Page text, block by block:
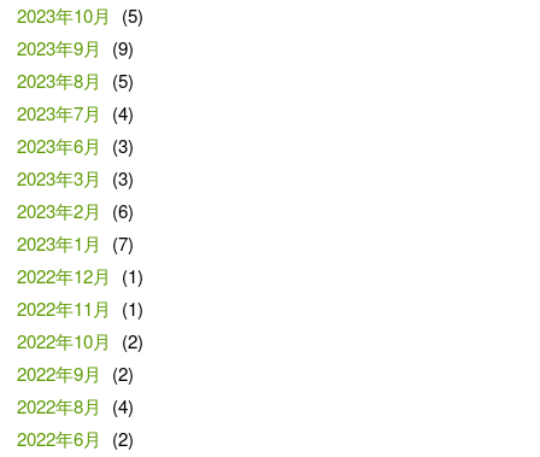
2023年10月
(5)
2023年9月
(9)
2023年8月
(5)
2023年7月
(4)
2023年6月
(3)
2023年3月
(3)
2023年2月
(6)
2023年1月
(7)
2022年12月
(1)
2022年11月
(1)
2022年10月
(2)
2022年9月
(2)
2022年8月
(4)
2022年6月
(2)